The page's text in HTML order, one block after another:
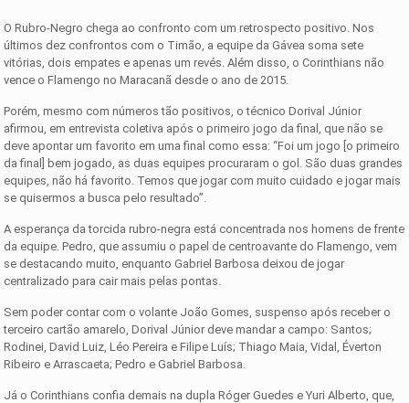
O Rubro-Negro chega ao confronto com um retrospecto positivo. Nos
últimos dez confrontos com o Timão, a equipe da Gávea soma sete
vitórias, dois empates e apenas um revés. Além disso, o Corinthians não
vence o Flamengo no Maracanã desde o ano de 2015.
Porém, mesmo com números tão positivos, o técnico Dorival Júnior
afirmou, em entrevista coletiva após o primeiro jogo da final, que não se
deve apontar um favorito em uma final como essa: “Foi um jogo [o primeiro
da final] bem jogado, as duas equipes procuraram o gol. São duas grandes
equipes, não há favorito. Temos que jogar com muito cuidado e jogar mais
se quisermos a busca pelo resultado”.
A esperança da torcida rubro-negra está concentrada nos homens de frente
da equipe. Pedro, que assumiu o papel de centroavante do Flamengo, vem
se destacando muito, enquanto Gabriel Barbosa deixou de jogar
centralizado para cair mais pelas pontas.
Sem poder contar com o volante João Gomes, suspenso após receber o
terceiro cartão amarelo, Dorival Júnior deve mandar a campo: Santos;
Rodinei, David Luiz, Léo Pereira e Filipe Luís; Thiago Maia, Vidal, Éverton
Ribeiro e Arrascaeta; Pedro e Gabriel Barbosa.
Já o Corinthians confia demais na dupla Róger Guedes e Yuri Alberto, que,